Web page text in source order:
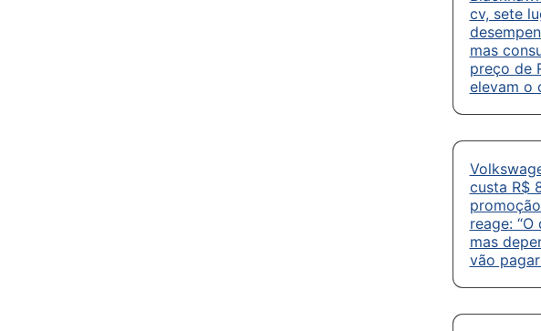
cv, sete
mas
preço de
elevam o
custa R$
reage:
mas
vão